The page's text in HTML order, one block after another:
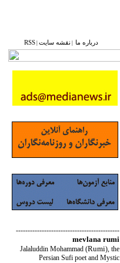
درباره ما نقشه ‌سایت RSS
--------------------------------------------
mevlana rumi
Jalaluddin Mohammad (Rumi), the
Persian Sufi poet and Mystic